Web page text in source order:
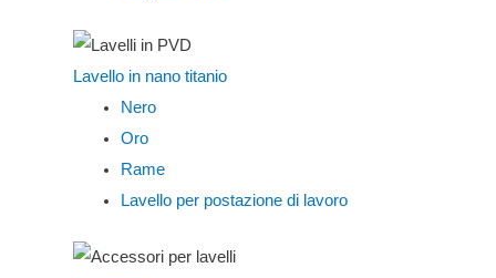
Lavello in nano titanio
Nero
Oro
Rame
Lavello per postazione di lavoro